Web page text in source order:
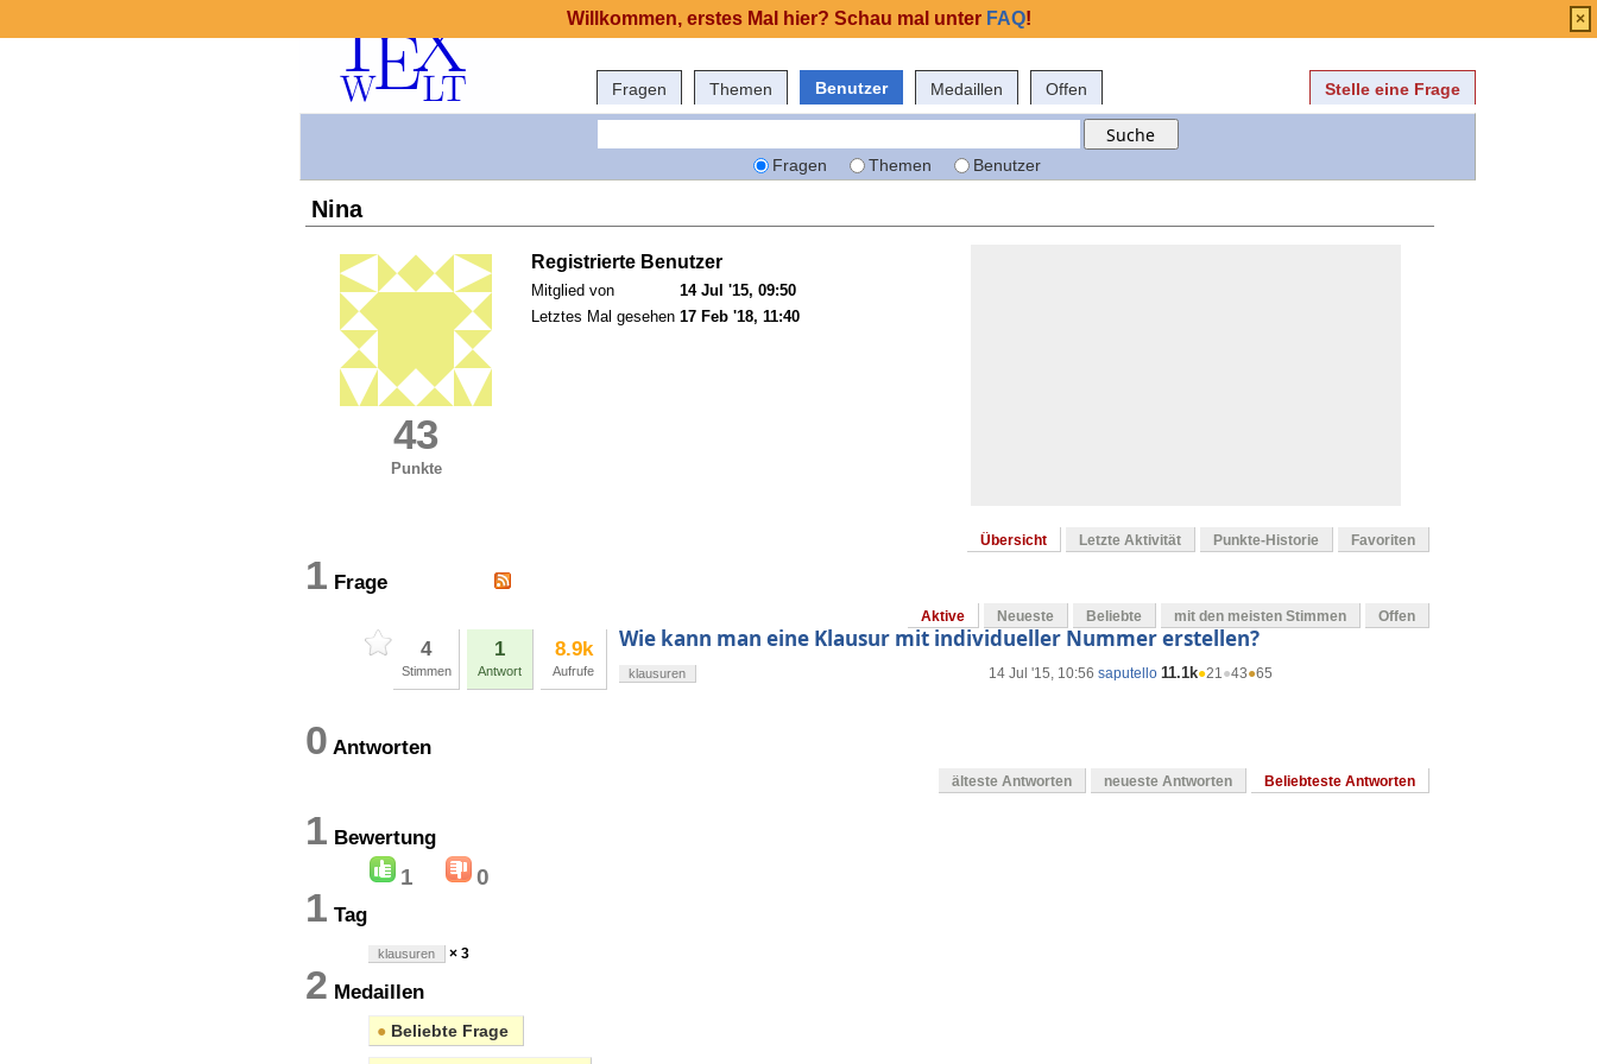
Fragen Themen Benutzer Medaillen Offen Stelle eine Frage
Fragen Themen Benutzer
Nina
43
Punkte
Registrierte Benutzer
Mitglied von
14 Jul '15, 09:50
Letztes Mal gesehen 17 Feb '18, 11:40
Übersicht Letzte Aktivität Punkte-Historie Favoriten
1 Frage
Aktive Neueste Beliebte mit den meisten Stimmen Offen
4
Stimmen
1
Antwort
8.9k
Aufrufe
Wie kann man eine Klausur mit individueller Nummer erstellen?
14 Jul '15, 10:56 saputello 11.1k●21●43●65
klausuren
0 Antworten
älteste Antworten neueste Antworten Beliebteste Antworten
1 Bewertung
1 0
1 Tag
klausuren × 3
2 Medaillen
● Beliebte Frage
Willkommen, erstes Mal hier? Schau mal unter FAQ! ×